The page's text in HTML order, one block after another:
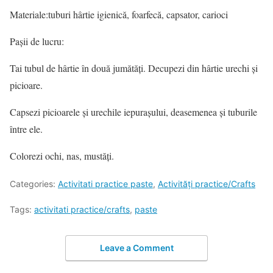
Materiale:tuburi hârtie igienică, foarfecă, capsator, carioci
Pașii de lucru:
Tai tubul de hârtie în două jumătăți. Decupezi din hârtie urechi și
picioare.
Capsezi picioarele și urechile iepurașului, deasemenea și tuburile
între ele.
Colorezi ochi, nas, mustăți.
Categories: Activitati practice paste, Activități practice/Crafts
Tags: activitati practice/crafts, paste
Leave a Comment